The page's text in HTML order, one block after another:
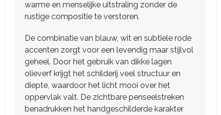
warme en menselijke uitstraling zonder de
rustige compositie te verstoren.
De combinatie van blauw, wit en subtiele rode
accenten zorgt voor een levendig maar stijlvol
geheel. Door het gebruik van dikke lagen
olieverf krijgt het schilderij veel structuur en
diepte, waardoor het licht mooi over het
oppervlak valt. De zichtbare penseelstreken
benadrukken het handgeschilderde karakter